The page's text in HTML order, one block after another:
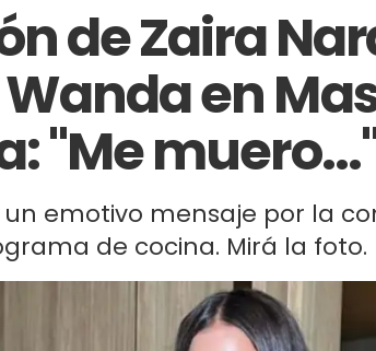
de Zaira
en
"Me
emotivo mensaje por la
de cocina. Mirá la foto.